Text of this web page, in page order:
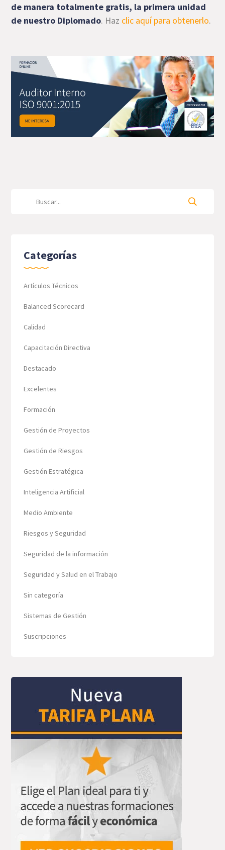
de manera totalmente gratis, la primera unidad
de nuestro Diplomado. Haz clic aquí para obtenerlo.
Categorías
Artículos Técnicos
Balanced Scorecard
Calidad
Capacitación Directiva
Destacado
Excelentes
Formación
Gestión de Proyectos
Gestión de Riesgos
Gestión Estratégica
Inteligencia Artificial
Medio Ambiente
Riesgos y Seguridad
Seguridad de la información
Seguridad y Salud en el Trabajo
Sin categoría
Sistemas de Gestión
Suscripciones